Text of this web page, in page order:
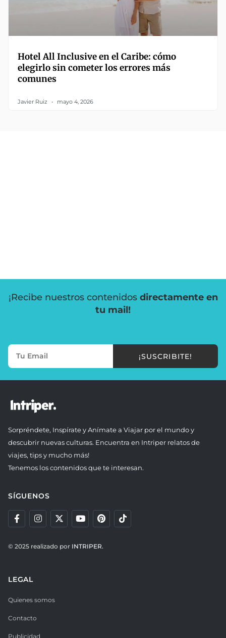
Hotel All Inclusive en el Caribe: cómo
elegirlo sin cometer los errores más
comunes
Javier Ruiz mayo 4, 2026
¡Recibe nuestros contenidos directamente en
tu mail!
¡SUSCRIBITE!
Sorpréndete, Inspírate y Anímate a Viajar por el mundo y
descubrir nuevas culturas. Encuentra en Intriper relatos de
viajes, tips y mucho más!
Tenemos los contenidos que te interesan.
SÍGUENOS
© 2025 realizado por INTRIPER.
LEGAL
Quienes somos
Contacto
Publicidad